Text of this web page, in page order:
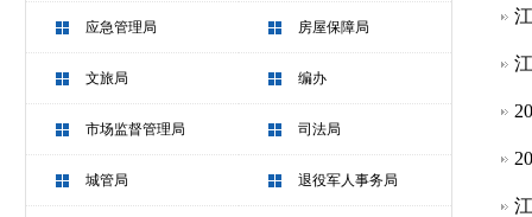
应急管理局 房屋保障局
文旅局 编办
市场监督管理局 司法局
城管局 退役军人事务局